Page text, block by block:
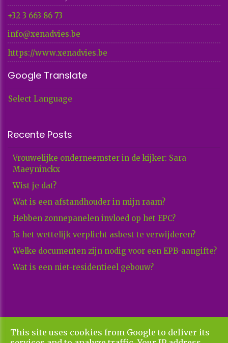
+32 3 663 86 73​​​​​​​
info@xenadvies.be
https://www.xenadvies.be
Google Translate
Select Language
Recente Posts
Vrouwelijke onderneemster in de kijker: Sara
Maeyninckx
Wist je dat?
Wat is een afstandhouder in mijn raam?
Hebben zonnepanelen invloed op het EPC?
Is het wettelijk verplicht asbest te verwijderen?
Welke documenten zijn nodig voor een EPB-aangifte?
Wat is een niet-residentieel gebouw?
Copyright All Rights Reserved © 2026 Xenadvies
This site uses cookies from Google to deliver its